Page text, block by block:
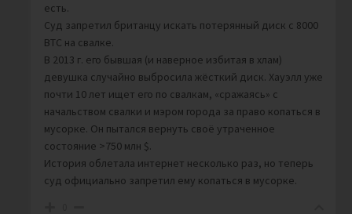
есть.
Суд запретил британцу искать потерянный диск с 8000
BTC на свалке.
В 2013 г. его бывшая (и наверное избитая в хлам)
девушка случайно выбросила жёсткий диск. Хауэлл уже
почти 10 лет ищет его по свалкам, «сражаясь» с
начальством свалки и мэром города за право копаться в
мусорке. Он пытался вернуть своё утраченное
состояние >750 млн $.
История облетала интернет несколько раз, но теперь
суд официально запретил ему копаться в мусорке.